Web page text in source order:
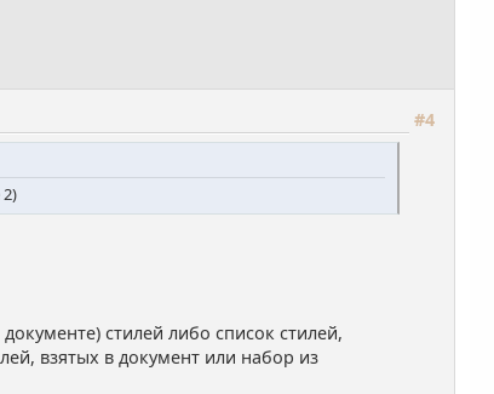
#4
стилей либо список стилей,
взятых в документ или набор из